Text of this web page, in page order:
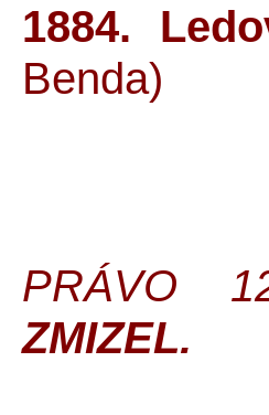
1884.
PRÁVO
ZMIZEL.